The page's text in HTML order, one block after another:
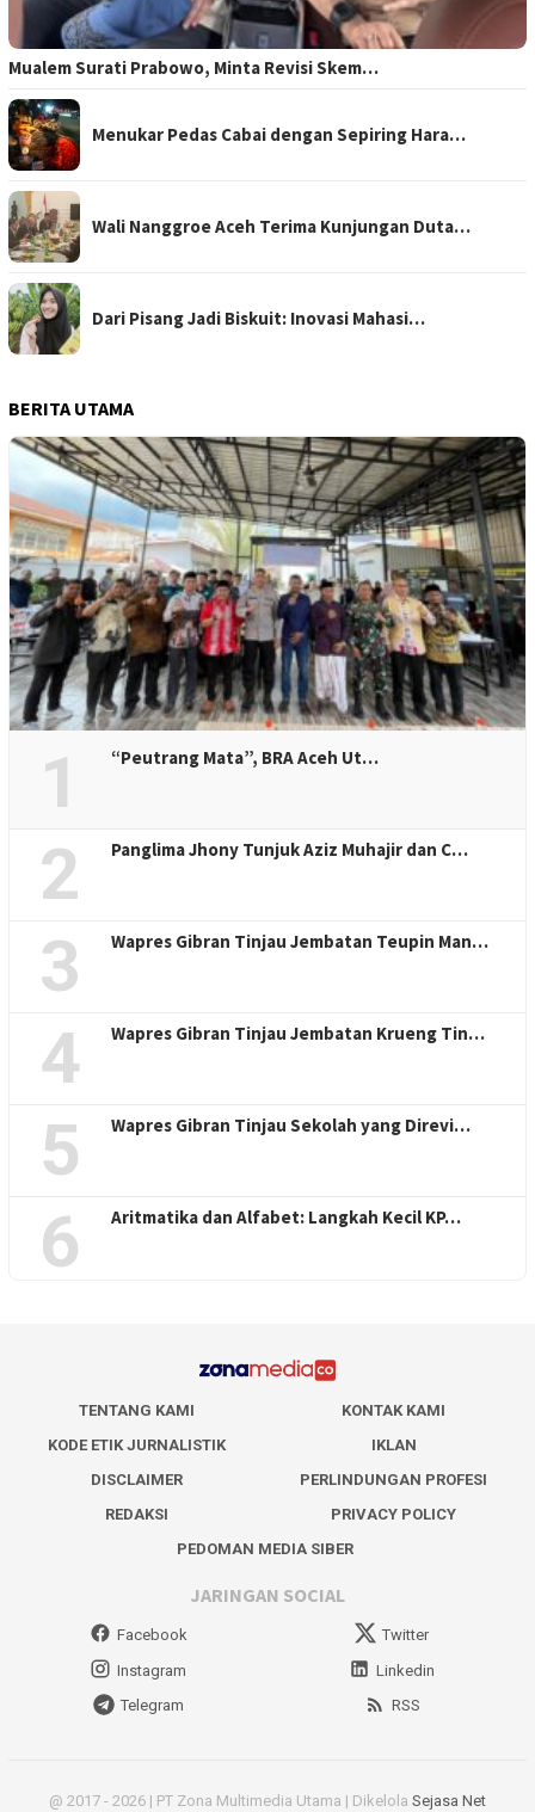
Mualem Surati Prabowo, Minta Revisi Skem…
Menukar Pedas Cabai dengan Sepiring Hara…
Wali Nanggroe Aceh Terima Kunjungan Duta…
Dari Pisang Jadi Biskuit: Inovasi Mahasi…
BERITA UTAMA
1 “Peutrang Mata”, BRA Aceh Ut…
2 Panglima Jhony Tunjuk Aziz Muhajir dan C…
3 Wapres Gibran Tinjau Jembatan Teupin Man…
4 Wapres Gibran Tinjau Jembatan Krueng Tin…
5 Wapres Gibran Tinjau Sekolah yang Direvi…
6 Aritmatika dan Alfabet: Langkah Kecil KP…
TENTANG KAMI
KONTAK KAMI
KODE ETIK JURNALISTIK
IKLAN
DISCLAIMER
PERLINDUNGAN PROFESI
REDAKSI
PRIVACY POLICY
PEDOMAN MEDIA SIBER
JARINGAN SOCIAL
Facebook
Twitter
Instagram
Linkedin
Telegram
RSS
@ 2017 - 2026 | PT Zona Multimedia Utama | Dikelola Sejasa Net